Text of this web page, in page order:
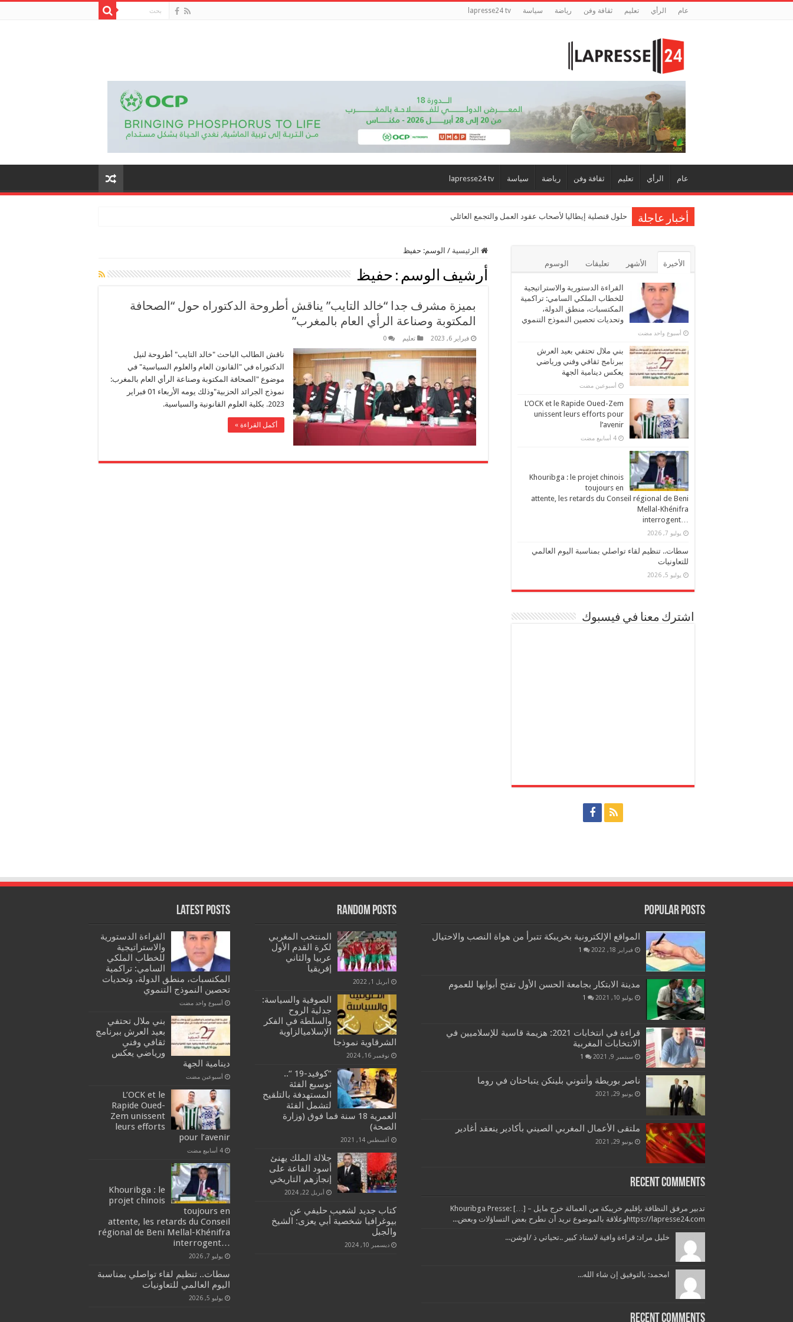
عام الرأي تعليم ثقافة وفن رياضة سياسة lapresse24 tv
عام الرأي تعليم ثقافة وفن رياضة سياسة lapresse24 tv
أخبار عاجلة حلول قنصلية إيطاليا لأصحاب عقود العمل والتجمع العائلي
الرئيسية / الوسم: حفيظ
أرشيف الوسم : حفيظ
بميزة مشرف جدا “خالد التايب” يناقش أطروحة الدكتوراه حول “الصحافة
المكتوبة وصناعة الرأي العام بالمغرب”
فبراير 6, 2023 تعليم 0
ناقش الطالب الباحث "خالد التايب" أطروحة لنيل
الدكتوراه في "القانون العام والعلوم السياسية" في
موضوع "الصحافة المكتوبة وصناعة الرأي العام بالمغرب:
نموذج الجرائد الحزبية"وذلك يومه الأربعاء 01 فبراير
2023. بكلية العلوم القانونية والسياسية.
أكمل القراءة »
الأخيرة الأشهر تعليقات الوسوم
القراءة الدستورية والاستراتيجية
للخطاب الملكي السامي: تراكمية
المكتسبات، منطق الدولة،
وتحديات تحصين النموذج التنموي
‏أسبوع واحد مضت
بني ملال تحتفي بعيد العرش
ببرنامج ثقافي وفني ورياضي
يعكس دينامية الجهة
‏أسبوعين مضت
L’OCK et le Rapide Oued-Zem
unissent leurs efforts pour
l’avenir
Khouribga : le projet chinois
toujours en
attente, les retards du Conseil régional de Beni
Mellal-Khénifra
يوليو 7, 2026
سطات.. تنظيم لقاء تواصلي بمناسبة اليوم العالمي
للتعاونيات
يوليو 5, 2026
اشترك معنا في فيسبوك
Popular Posts
المواقع الإلكترونية بخريبكة تتبرأ من هواة النصب والاحتيال
فبراير 18, 2022 1
مدينة الابتكار بجامعة الحسن الأول تفتح أبوابها للعموم
يوليو 10, 2021 1
قراءة في انتخابات 2021: هزيمة قاسية للإسلاميين في
الانتخابات المغربية
سبتمبر 9, 2021 1
ناصر بوريطة وأنتوني بلينكن يتباحثان في روما
يونيو 29, 2021
ملتقى الأعمال المغربي الصيني بأكادير ينعقد أغادير
يونيو 29, 2021
Recent Comments
تدبير مرفق النظافة بإقليم خريبكة من العمالة خرج مايل – Khouribga Presse: […]
https://lapresse24.comوعلاقة بالموضوع نريد أن نطرح بعض التساؤلات وبعض...
خليل مراد: قراءة وافية لاستاذ كبير ..تحياتي ذ /اوشن...
امحمد: بالتوفيق إن شاء الله...
Recent Comments
Random Posts
المنتخب المغربي
لكرة القدم الأول
عربيا والثاني
إفريقيا
أبريل 1, 2022
الصوفية والسياسة:
جدلية الروح
والسلطة في الفكر
الإسلاميالزاوية
الشرقاوية نموذجا
نوفمبر 16, 2024
“كوفيد-19 “..
توسيع الفئة
المستهدفة بالتلقيح
لتشمل الفئة
العمرية 18 سنة فما فوق (وزارة
الصحة)
أغسطس 14, 2021
جلالة الملك يهنئ
أسود القاعة على
إنجازهم التاريخي
أبريل 22, 2024
كتاب جديد لشعيب حليفي عن
بيوغرافيا شخصية أبي يعزى: الشيخ
والجبل
ديسمبر 10, 2024
Latest Posts
القراءة الدستورية
والاستراتيجية
للخطاب الملكي
السامي: تراكمية
المكتسبات، منطق الدولة، وتحديات
تحصين النموذج التنموي
‏أسبوع واحد مضت
بني ملال تحتفي
بعيد العرش ببرنامج
ثقافي وفني
ورياضي يعكس
دينامية الجهة
‏أسبوعين مضت
L’OCK et le
Rapide Oued-
Zem unissent
leurs efforts
pour l’avenir
‏4 أسابيع مضت
Khouribga : le
projet chinois
toujours en
attente, les retards du Conseil
régional de Beni Mellal-Khénifra
…interrogent
يوليو 7, 2026
سطات.. تنظيم لقاء تواصلي بمناسبة
اليوم العالمي للتعاونيات
يوليو 5, 2026